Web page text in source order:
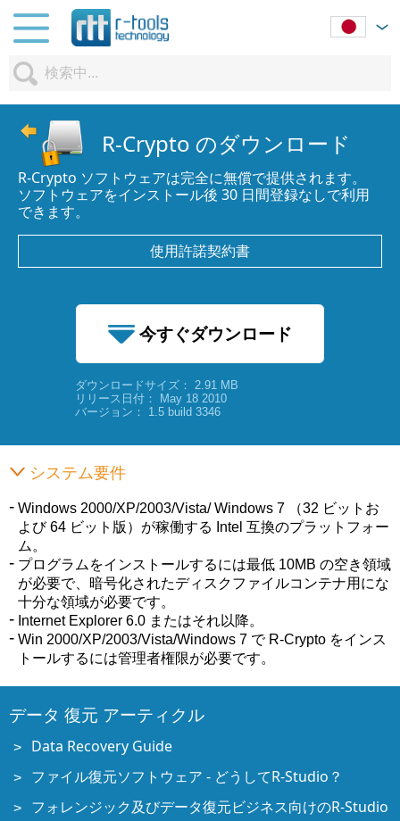
R-Crypto のダウンロード
R-Crypto ソフトウェアは完全に無償で提供されます。
ソフトウェアをインストール後 30 日間登録なしで利用
できます。
使用許諾契約書
今すぐダウンロード
2.91 MB
ダウンロードサイズ： 2.91 MB
リリース日付： May 18 2010
バージョン： 1.5 build 3346
システム要件
Windows 2000/XP/2003/Vista/ Windows 7 （32 ビットお
よび 64 ビット版）が稼働する Intel 互換のプラットフォー
ム。
プログラムをインストールするには最低 10MB の空き領域
が必要で、暗号化されたディスクファイルコンテナ用にな
十分な領域が必要です。
Internet Explorer 6.0 またはそれ以降。
Win 2000/XP/2003/Vista/Windows 7 で R-Crypto をインス
トールするには管理者権限が必要です。
データ 復元 アーティクル
Data Recovery Guide
ファイル復元ソフトウェア - どうしてR-Studio？
フォレンジック及びデータ復元ビジネス向けのR-Studio